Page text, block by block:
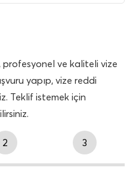
profesyonel ve kaliteli vize
yapıp, vize reddi
Teklif istemek için
2 3